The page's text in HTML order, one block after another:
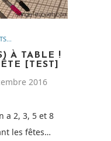
À TABLE !
[TEST]
2016
a 2, 3, 5 et 8
les fêtes…